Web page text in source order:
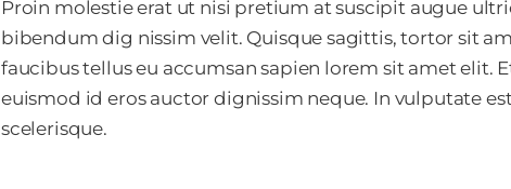
Proin molestie erat ut nisi pretium at suscipit augue
bibendum dig nissim velit. Quisque sagittis, tortor sit
faucibus tellus eu accumsan sapien lorem sit amet elit.
euismod id eros auctor dignissim neque. In vulputate
scelerisque.